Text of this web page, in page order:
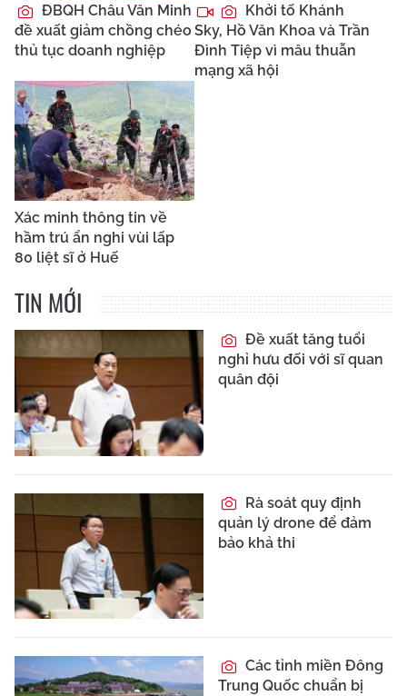
ĐBQH Châu Văn Minh
đề xuất giảm chồng chéo
thủ tục doanh nghiệp
Khởi tố Khánh
Sky, Hồ Văn Khoa và Trần
Đình Tiệp vì mâu thuẫn
mạng xã hội
Xác minh thông tin về
hầm trú ẩn nghi vùi lấp
80 liệt sĩ ở Huế
TIN MỚI
Đề xuất tăng tuổi
nghỉ hưu đối với sĩ quan
quân đội
Rà soát quy định
quản lý drone để đảm
bảo khả thi
Các tỉnh miền Đông
Trung Quốc chuẩn bị